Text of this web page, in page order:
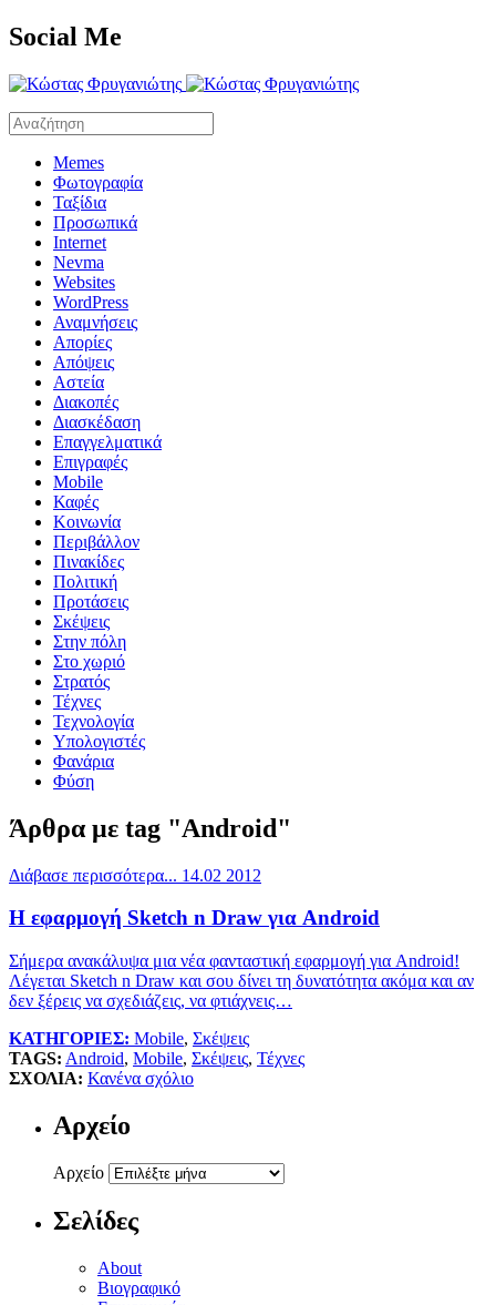
Social Me
Memes
Φωτογραφία
Ταξίδια
Προσωπικά
Internet
Nevma
Websites
WordPress
Αναμνήσεις
Απορίες
Απόψεις
Αστεία
Διακοπές
Διασκέδαση
Επαγγελματικά
Επιγραφές
Mobile
Καφές
Κοινωνία
Περιβάλλον
Πινακίδες
Πολιτική
Προτάσεις
Σκέψεις
Στην πόλη
Στο χωριό
Στρατός
Τέχνες
Τεχνολογία
Υπολογιστές
Φανάρια
Φύση
Άρθρα με tag "Android"
Διάβασε περισσότερα... 14.02 2012
Η εφαρμογή Sketch n Draw για Android
Σήμερα ανακάλυψα μια νέα φανταστική εφαρμογή για Android!
Λέγεται Sketch n Draw και σου δίνει τη δυνατότητα ακόμα και αν
δεν ξέρεις να σχεδιάζεις, να φτιάχνεις…
ΚΑΤΗΓΟΡΙΕΣ: Mobile, Σκέψεις
TAGS: Android, Mobile, Σκέψεις, Τέχνες
ΣΧΟΛΙΑ: Κανένα σχόλιο
Αρχείο
Αρχείο
Σελίδες
About
Βιογραφικό